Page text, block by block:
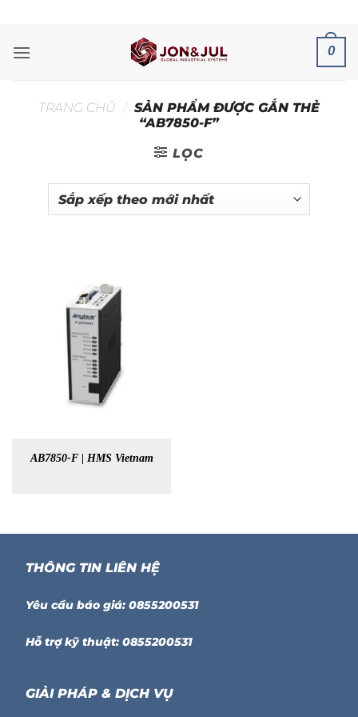
nội
0
TRANG CHỦ / SẢN PHẨM ĐƯỢC GẮN THẺ
“AB7850-F”
LỌC
AB7850-F | HMS Vietnam
THÔNG TIN LIÊN HỆ
Yêu cầu báo giá: 0855200531
Hỗ trợ kỹ thuật: 0855200531
GIẢI PHÁP & DỊCH VỤ